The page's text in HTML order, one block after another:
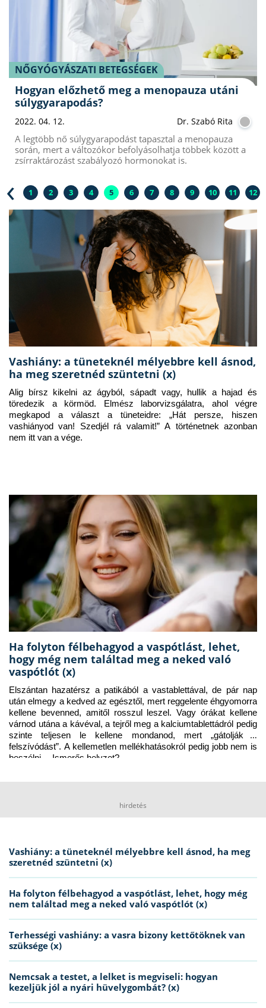
NŐGYÓGYÁSZATI BETEGSÉGEK
Hogyan előzhető meg a menopauza utáni
súlygyarapodás?
2022. 04. 12. Dr. Szabó Rita
A legtöbb nő súlygyarapodást tapasztal a menopauza
során, mert a változókor befolyásolhatja többek között a
zsírraktározást szabályozó hormonokat is.
‹ 1 2 3 4 5 6 7 8 9 10 11 12
Vashiány: a tüneteknél mélyebbre kell ásnod,
ha meg szeretnéd szüntetni (x)
Alig bírsz kikelni az ágyból, sápadt vagy, hullik a hajad és
töredezik a körmöd. Elmész laborvizsgálatra, ahol végre
megkapod a választ a tüneteidre: „Hát persze, hiszen
vashiányod van! Szedjél rá valamit!” A történetnek azonban
nem itt van a vége.
Ha folyton félbehagyod a vaspótlást, lehet,
hogy még nem találtad meg a neked való
vaspótlót (x)
Elszántan hazatérsz a patikából a vastablettával, de pár nap
után elmegy a kedved az egésztől, mert reggelente éhgyomorra
kellene bevenned, amitől rosszul leszel. Vagy órákat kellene
várnod utána a kávéval, a tejről meg a kalciumtablettádról pedig
szinte teljesen le kellene mondanod, mert „gátolják a
felszívódást”. A kellemetlen mellékhatásokról pedig jobb nem is
beszélni… Ismerős helyzet?
hirdetés
Vashiány: a tüneteknél mélyebbre kell ásnod, ha meg
szeretnéd szüntetni (x)
Ha folyton félbehagyod a vaspótlást, lehet, hogy még
nem találtad meg a neked való vaspótlót (x)
Terhességi vashiány: a vasra bizony kettőtöknek van
szüksége (x)
Nemcsak a testet, a lelket is megviseli: hogyan
kezeljük jól a nyári hüvelygombát? (x)